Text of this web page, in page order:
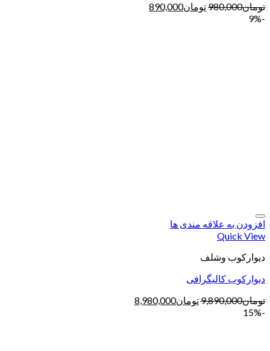
تومان980,000تومان890,000
-9%
افزودن به علاقه مندی ها
Quick View
دیوارکوب وشلف
دیوارکوب کالیگرافی
تومان9,890,000تومان8,980,000
-15%